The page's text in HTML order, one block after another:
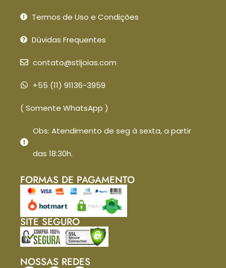
Termos de Uso e Condições
Dúvidas Frequentes
contato@stljoias.com
+55 (11) 91136-3959
( Somente WhatsApp )
Obs: Atendimento de seg à sexta, a partir
das 18:30h.
FORMAS DE PAGAMENTO
SITE SEGURO
NOSSAS REDES